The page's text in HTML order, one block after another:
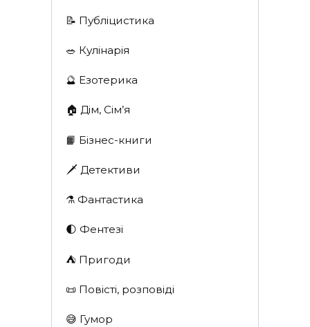
📝 Публіцистика
🥗 Кулінарія
🔮 Езотерика
🏠 Дім, Сім’я
📙 Бізнес-книги
🗡 Детективи
⚗️ Фантастика
🌓 Фентезі
⛺️ Пригоди
📜 Повісті, розповіді
😅 Гумор